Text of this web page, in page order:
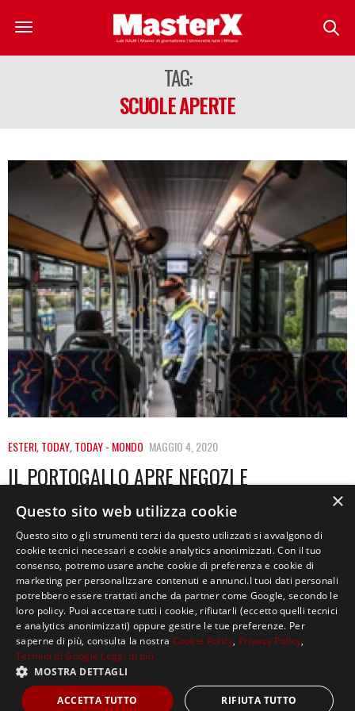
TAG:
SCUOLE APERTE
ESTERI,TODAY,TODAY - MONDO MAGGIO 4, 2020
IL PORTOGALLO APRE NEGOZI E
PARRUCCHIERI. IN VIETNAM RIPARTE LA
SCUOLA
Portogallo Non è solo l’Italia ad avviarsi verso la fase 2
di questa emergenza sanitaria,…
Copyright ©2021, MASTERX Tutti i diritti riservati.
×
Questo sito web utilizza cookie
Questo sito o gli strumenti terzi da questo utilizzati si avvalgono di
cookie tecnici necessari e cookie analytics anonimizzati. Con il tuo
consenso, potremo usare anche cookie di preferenza e cookie di
marketing per personalizzare contenuti e annunci.I tuoi dati personali
potrebbero essere trattati anche da partner come Google, secondo le
loro policy. Puoi accettare tutti i cookie, rifiutarli (eccetto quelli tecnici
e analytics anonimizzati) oppure gestire le tue preferenze. Per
saperne di più, consulta la nostra Cookie Policy, Privacy Policy,
Termini di Google Leggi di più
MOSTRA DETTAGLI
ACCETTA TUTTO RIFIUTA TUTTO